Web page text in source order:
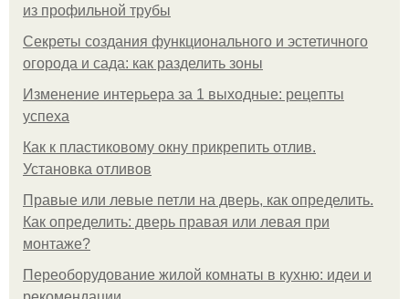
из профильной трубы
Секреты создания функционального и эстетичного
огорода и сада: как разделить зоны
Изменение интерьера за 1 выходные: рецепты
успеха
Как к пластиковому окну прикрепить отлив.
Установка отливов
Правые или левые петли на дверь, как определить.
Как определить: дверь правая или левая при
монтаже?
Переоборудование жилой комнаты в кухню: идеи и